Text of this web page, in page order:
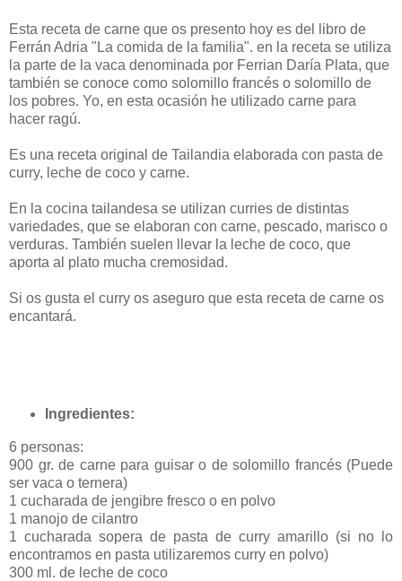
Esta receta de carne que os presento hoy es del libro de
Ferrán Adria "La comida de la familia". en la receta se utiliza
la parte de la vaca denominada por Ferrian Daría Plata, que
también se conoce como solomillo francés o solomillo de
los pobres. Yo, en esta ocasión he utilizado carne para
hacer ragú.
Es una receta original de Tailandia elaborada con pasta de
curry, leche de coco y carne.
En la cocina tailandesa se utilizan curries de distintas
variedades, que se elaboran con carne, pescado, marisco o
verduras. También suelen llevar la leche de coco, que
aporta al plato mucha cremosidad.
Si os gusta el curry os aseguro que esta receta de carne os
encantará.
Ingredientes:
6 personas:
900 gr. de carne para guisar o de solomillo francés (Puede
ser vaca o ternera)
1 cucharada de jengibre fresco o en polvo
1 manojo de cilantro
1 cucharada sopera de pasta de curry amarillo (si no lo
encontramos en pasta utilizaremos curry en polvo)
300 ml. de leche de coco